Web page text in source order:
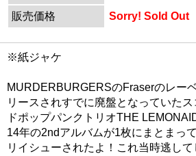
販売価格
Sorry! Sold Out
※紙ジャケ
MURDERBURGERSのFraserのレー
リースされすでに廃盤となっていた
ドポップパンクトリオTHE
14年の2ndアルバムが1枚にまとまっ
リイシューされたよ！これ当時逃し